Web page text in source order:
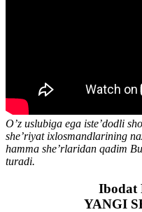
O’z uslubiga ega iste’dodli
she’riyat ixlosmandlarining
hamma she’rlaridan qadim
turadi.
Ibodat
YANGI